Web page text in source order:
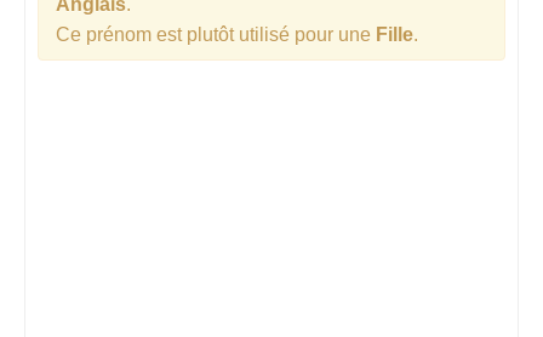
Anglais.
Ce prénom est plutôt utilisé pour une Fille.